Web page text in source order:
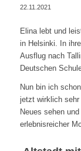
22.11.2021
Elina lebt und
in Helsinki. In
Ausflug nach
Deutschen
Nun bin ich
jetzt wirklich
Neues sehen
erlebnisreicher